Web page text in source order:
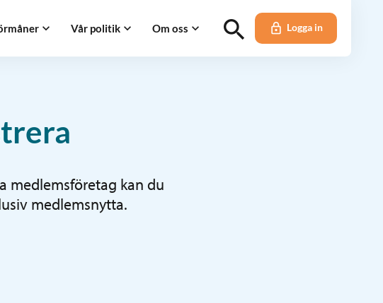
Vår politik Om oss Logga in
medlemsföretag kan du
medlemsnytta.